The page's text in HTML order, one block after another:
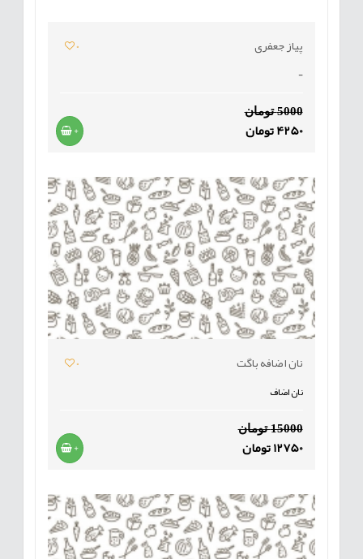
پیاز جعفری
0
-
5000 تومان
4250 تومان +
نان اضافه باگت
0
نان اضاف
15000 تومان
12750 تومان +